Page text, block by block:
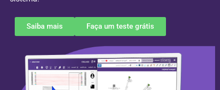
Saiba mais Faça um teste grátis